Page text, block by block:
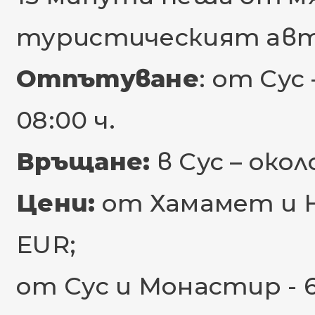
туристическият
Отпътуване: от Сус
08:00 ч.
Връщане: в Сус –
Цени: от Хамамет и
EUR;
от Сус и Монастир - 62